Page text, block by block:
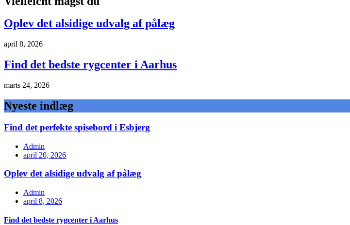
Oplev det alsidige udvalg af pålæg
april 8, 2026
Find det bedste rygcenter i Aarhus
marts 24, 2026
Nyeste indlæg
Find det perfekte spisebord i Esbjerg
Admin
april 20, 2026
Oplev det alsidige udvalg af pålæg
Admin
april 8, 2026
Find det bedste rygcenter i Aarhus